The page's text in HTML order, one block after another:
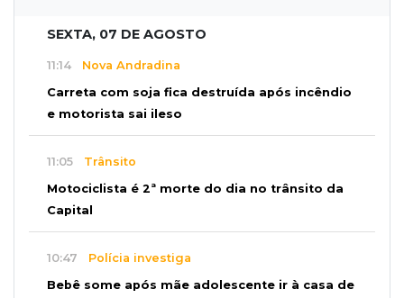
SEXTA, 07 DE AGOSTO
11:14 Nova Andradina
Carreta com soja fica destruída após incêndio
e motorista sai ileso
11:05 Trânsito
Motociclista é 2ª morte do dia no trânsito da
Capital
10:47 Polícia investiga
Bebê some após mãe adolescente ir à casa de